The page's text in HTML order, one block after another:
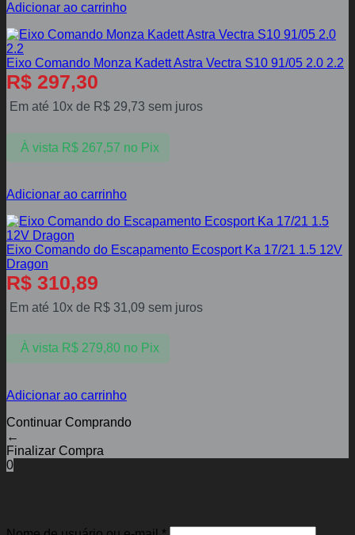
Adicionar ao carrinho
Eixo Comando Monza Kadett Astra Vectra S10 91/05 2.0 2.2
R$ 297,30
Em até 10x de R$ 29,73 sem juros
À vista R$267,57 no Pix
Adicionar ao carrinho
Eixo Comando do Escapamento Ecosport Ka 17/21 1.5 12V
Dragon
R$ 310,89
Em até 10x de R$ 31,09 sem juros
À vista R$279,80 no Pix
Adicionar ao carrinho
Continuar Comprando
←
Finalizar Compra
0
Obrigatório